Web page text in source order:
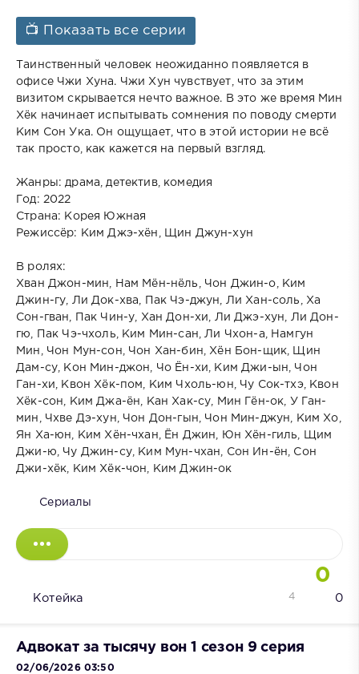
📺 Показать все серии
Таинственный человек неожиданно появляется в
офисе Чжи Хуна. Чжи Хун чувствует, что за этим
визитом скрывается нечто важное. В это же время Мин
Хёк начинает испытывать сомнения по поводу смерти
Ким Сон Ука. Он ощущает, что в этой истории не всё
так просто, как кажется на первый взгляд.
Жанры: драма, детектив, комедия
Год: 2022
Страна: Корея Южная
Режиссёр: Ким Джэ-хён, Щин Джун-хун
В ролях:
Хван Джон-мин, Нам Мён-нёль, Чон Джин-о, Ким
Джин-гу, Ли Док-хва, Пак Чэ-джун, Ли Хан-соль, Ха
Сон-гван, Пак Чин-у, Хан Дон-хи, Ли Джэ-хун, Ли Дон-
гю, Пак Чэ-чхоль, Ким Мин-сан, Ли Чхон-а, Намгун
Мин, Чон Мун-сон, Чон Хан-бин, Хён Бон-щик, Щин
Дам-су, Кон Мин-джон, Чо Ён-хи, Ким Джи-ын, Чон
Ган-хи, Квон Хёк-пом, Ким Чхоль-юн, Чу Сок-тхэ, Квон
Хёк-сон, Ким Джа-ён, Кан Хак-су, Мин Гён-ок, У Ган-
мин, Чхве Дэ-хун, Чон Дон-гын, Чон Мин-джун, Ким Хо,
Ян Ха-юн, Ким Хён-чхан, Ён Джин, Юн Хён-гиль, Щим
Джи-ю, Чу Джин-су, Ким Мун-чхан, Сон Ин-ён, Сон
Джи-хёк, Ким Хёк-чон, Ким Джин-ок
Сериалы
0
Котейка 0
4
Адвокат за тысячу вон 1 сезон 9 серия
02/06/2026 03:50